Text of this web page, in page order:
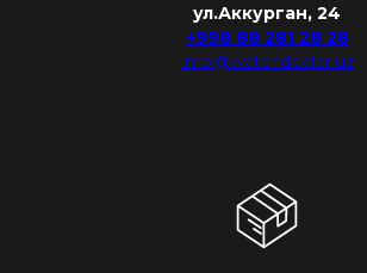
ул.Аккурган, 24
+998 88 281 28 28
info@watchdealer.uz